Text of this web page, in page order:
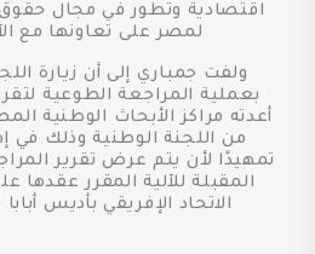
اقتصادية وتطور في مجال
لمصر على تعاونها مع
ولفت جمباري إلى أن زيارة
بعملية المراجعة الطوعية
أعدته مراكز الأبحاث الوطنية
من اللجنة الوطنية وذلك في
تمهيدًا لأن يتم عرض تقرير
المقبلة للآلية المقرر
الاتحاد الإفريقي بأديس